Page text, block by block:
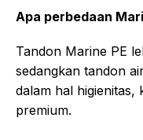
Apa perbedaan
Tandon Marine PE
sedangkan tandon
dalam hal higienitas,
premium.